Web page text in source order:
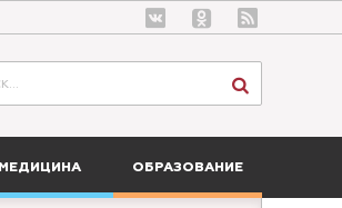
МЕДИЦИНА ОБРАЗОВАНИЕ